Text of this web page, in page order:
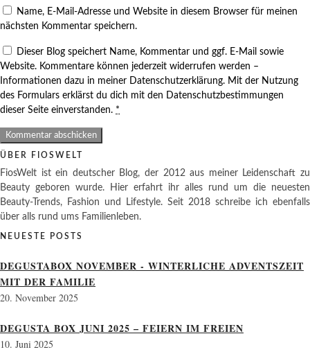
Name, E-Mail-Adresse und Website in diesem Browser für meinen
nächsten Kommentar speichern.
Dieser Blog speichert Name, Kommentar und ggf. E-Mail sowie
Website. Kommentare können jederzeit widerrufen werden –
Informationen dazu in meiner Datenschutzerklärung. Mit der Nutzung
des Formulars erklärst du dich mit den Datenschutzbestimmungen
dieser Seite einverstanden. *
ÜBER FIOSWELT
FiosWelt ist ein deutscher Blog, der 2012 aus meiner Leidenschaft zu
Beauty geboren wurde. Hier erfahrt ihr alles rund um die neuesten
Beauty-Trends, Fashion und Lifestyle. Seit 2018 schreibe ich ebenfalls
über alls rund ums Familienleben.
NEUESTE POSTS
DEGUSTABOX NOVEMBER - WINTERLICHE ADVENTSZEIT
MIT DER FAMILIE
20. November 2025
DEGUSTA BOX JUNI 2025 – FEIERN IM FREIEN
10. Juni 2025